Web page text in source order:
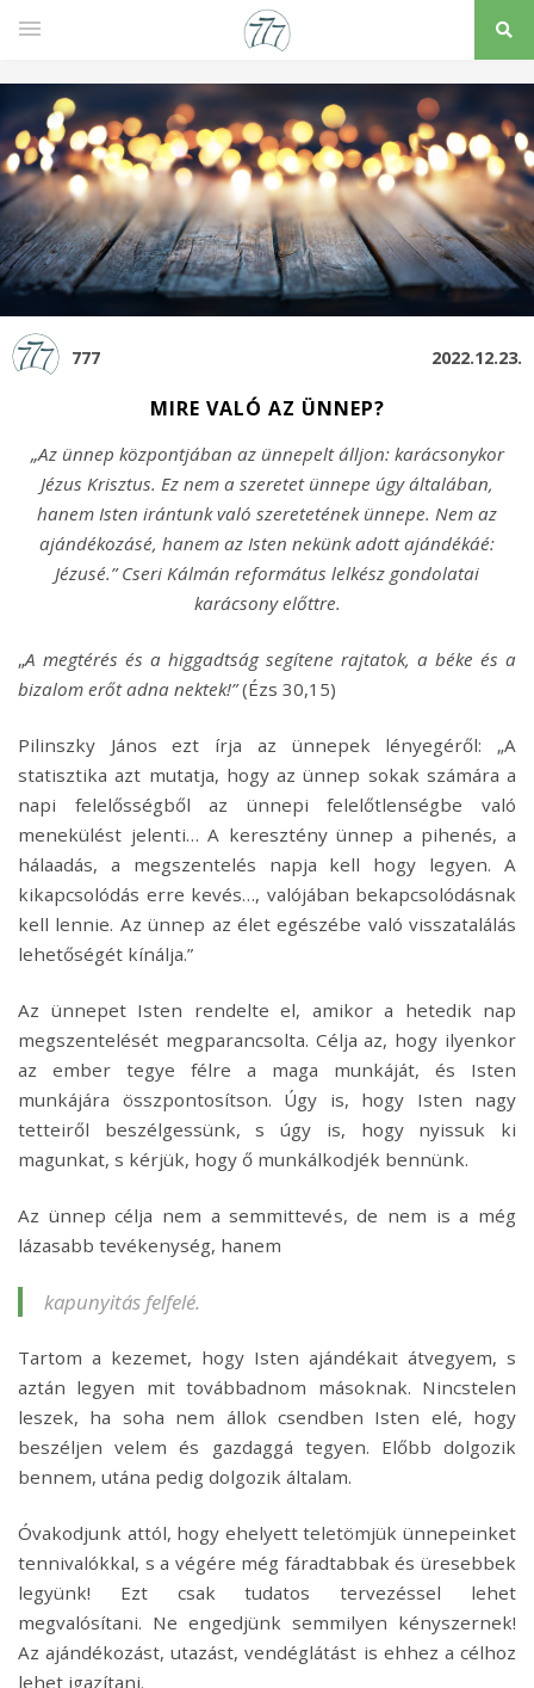
777 2022.12.23.
MIRE VALÓ AZ ÜNNEP?
„Az ünnep központjában az ünnepelt álljon: karácsonykor
Jézus Krisztus. Ez nem a szeretet ünnepe úgy általában,
hanem Isten irántunk való szeretetének ünnepe. Nem az
ajándékozásé, hanem az Isten nekünk adott ajándékáé:
Jézusé.” Cseri Kálmán református lelkész gondolatai
karácsony előttre.
„A megtérés és a higgadtság segítene rajtatok, a béke és a
bizalom erőt adna nektek!”(Ézs 30,15)
Pilinszky János ezt írja az ünnepek lényegéről: „A
statisztika azt mutatja, hogy az ünnep sokak számára a
napi felelősségből az ünnepi felelőtlenségbe való
menekülést jelenti… A keresztény ünnep a pihenés, a
hálaadás, a megszentelés napja kell hogy legyen. A
kikapcsolódás erre kevés…, valójában bekapcsolódásnak
kell lennie. Az ünnep az élet egészébe való visszatalálás
lehetőségét kínálja.”
Az ünnepet Isten rendelte el, amikor a hetedik nap
megszentelését megparancsolta. Célja az, hogy ilyenkor
az ember tegye félre a maga munkáját, és Isten
munkájára összpontosítson. Úgy is, hogy Isten nagy
tetteiről beszélgessünk, s úgy is, hogy nyissuk ki
magunkat, s kérjük, hogy ő munkálkodjék bennünk.
Az ünnep célja nem a semmittevés, de nem is a még
lázasabb tevékenység, hanem
kapunyitás felfelé.
Tartom a kezemet, hogy Isten ajándékait átvegyem, s
aztán legyen mit továbbadnom másoknak. Nincstelen
leszek, ha soha nem állok csendben Isten elé, hogy
beszéljen velem és gazdaggá tegyen. Előbb dolgozik
bennem, utána pedig dolgozik általam.
Óvakodjunk attól, hogy ehelyett teletömjük ünnepeinket
tennivalókkal, s a végére még fáradtabbak és üresebbek
legyünk! Ezt csak tudatos tervezéssel lehet
megvalósítani. Ne engedjünk semmilyen kényszernek!
Az ajándékozást, utazást, vendéglátást is ehhez a célhoz
lehet igazítani.